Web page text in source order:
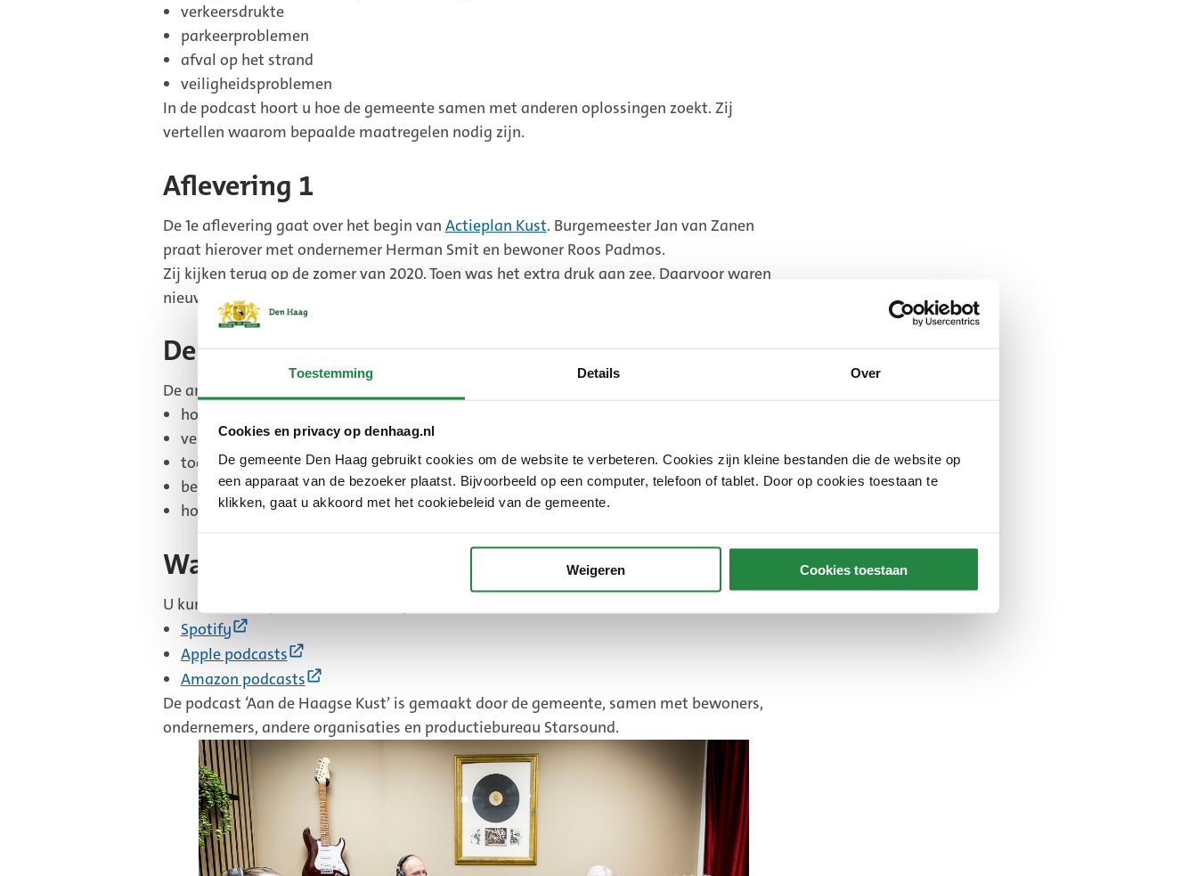
Toestemming Details Over
Cookies en privacy op denhaag.nl
De gemeente Den Haag gebruikt cookies om de website te verbeteren. Cookies zijn kleine bestanden die de website op
een apparaat van de bezoeker plaatst. Bijvoorbeeld op een computer, telefoon of tablet. Door op cookies toestaan te
klikken, gaat u akkoord met het cookiebeleid van de gemeente.
Weigeren Cookies toestaan
verkeersdrukte
parkeerproblemen
afval op het strand
veiligheidsproblemen
In de podcast hoort u hoe de gemeente samen met anderen oplossingen zoekt. Zij
vertellen waarom bepaalde maatregelen nodig zijn.
Aflevering 1
De 1e aflevering gaat over het begin van Actieplan Kust. Burgemeester Jan van Zanen
praat hierover met ondernemer Herman Smit en bewoner Roos Padmos.
Zij kijken terug op de zomer van 2020. Toen was het extra druk aan zee. Daarvoor waren
nieuwe maatregelen nodig.
De andere afleveringen
De andere 5 afleveringen gaan over:
hoe de gemeente omgaat met drukte
veiligheid op en rond het strand
toerisme en gastvrijheid
bereikbaarheid van de kust
hoe het leefbaar blijft op warme stranddagen
Waar u kunt luisteren
U kunt naar de podcast luisteren op:
Spotify
link)
Apple podcasts
link)
Amazon podcasts
link)
De podcast ‘Aan de Haagse Kust’ is gemaakt door de gemeente, samen met bewoners,
ondernemers, andere organisaties en productiebureau Starsound.